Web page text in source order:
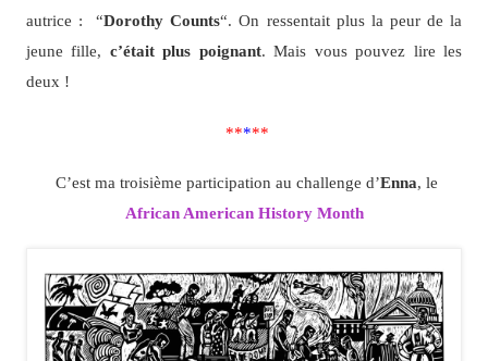
autrice : “Dorothy Counts“. On ressentait plus la peur de la
jeune fille, c’était plus poignant. Mais vous pouvez lire les
deux !
*****
C’est ma troisième participation au challenge d’Enna, le
African American History Month